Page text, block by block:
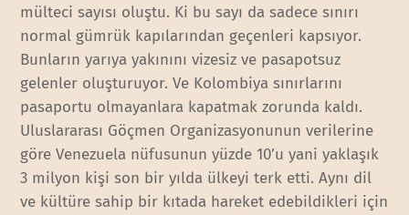
mülteci sayısı oluştu. Ki bu sayı da sadece sınırı
normal gümrük kapılarından geçenleri kapsıyor.
Bunların yarıya yakınını vizesiz ve pasapotsuz
gelenler oluşturuyor. Ve Kolombiya sınırlarını
pasaportu olmayanlara kapatmak zorunda kaldı.
Uluslararası Göçmen Organizasyonunun verilerine
göre Venezuela nüfusunun yüzde 10’u yani yaklaşık
3 milyon kişi son bir yılda ülkeyi terk etti. Aynı dil
ve kültüre sahip bir kıtada hareket edebildikleri için